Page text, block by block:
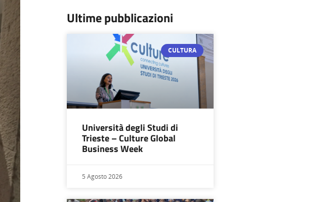
Ultime pubblicazioni
CULTURA
Università degli Studi di
Trieste – Culture Global
Business Week
5 Agosto 2026